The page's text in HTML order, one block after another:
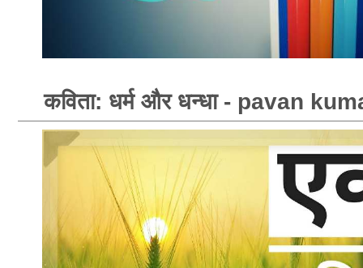
कविता: धर्म और धन्धा - pavan